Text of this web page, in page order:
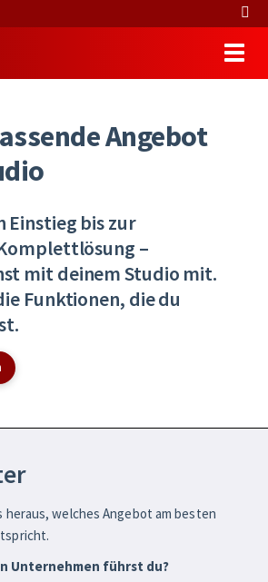
Angebot
Einstieg bis zur
–
mit deinem Studio mit.
Funktionen, die du
heraus, welches Angebot am besten
Unternehmen führst du?